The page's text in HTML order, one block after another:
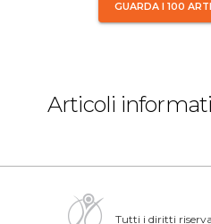
GUARDA I 100
Articoli
Tutti i diritti